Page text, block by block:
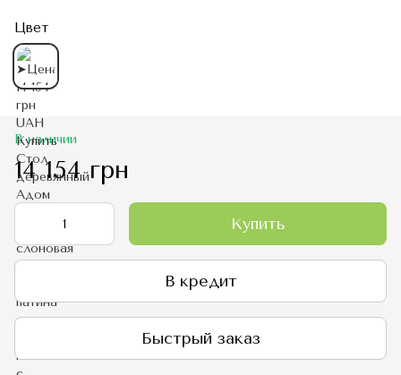
Цвет
В наличии
14 154 грн
Купить
В кредит
Быстрый заказ